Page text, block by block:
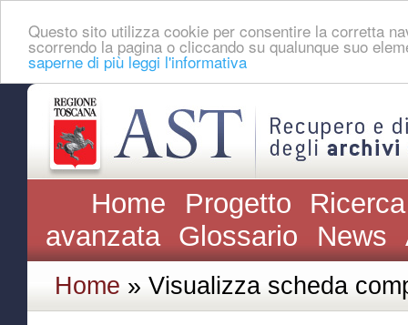
Questo sito utilizza cookie per consentire la corretta
scorrendo la pagina o cliccando su qualunque suo
saperne di più leggi l'informativa
Home Progetto
avanzata Glossario News
Home » Visualizza scheda